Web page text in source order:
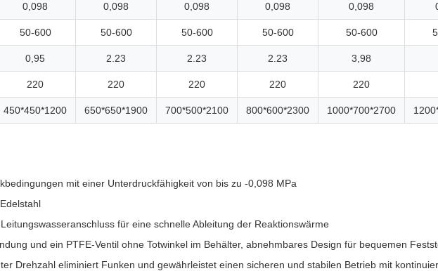
0,098 0,098 0,098 0,098 0,098
50-600 50-600 50-600 50-600 50-600
0,95 2.23 2.23 2.23 3,98
220 220 220 220 220
450*450*1200 650*650*1900 700*500*2100 800*600*2300 1000*700*2700
mit einer Unterdruckfähigkeit von bis zu -0,098 MPa
für eine schnelle Ableitung der Reaktionswärme
und ein PTFE-Ventil ohne Totwinkel im Behälter, abnehmbares Design für bequemen
Drehzahl eliminiert Funken und gewährleistet einen sicheren und stabilen Betrieb mit